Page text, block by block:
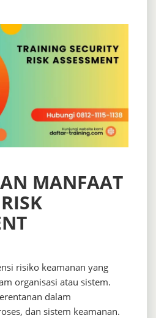
MANFAAT
risiko keamanan yang
organisasi atau sistem.
dalam
dan sistem keamanan.